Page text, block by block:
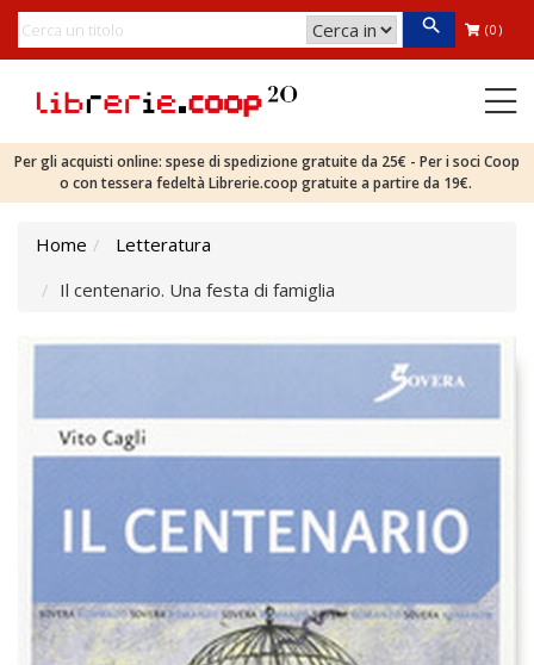
(0)
Per gli acquisti online: spese di spedizione gratuite da 25€ - Per i soci Coop
o con tessera fedeltà Librerie.coop gratuite a partire da 19€.
Home
Letteratura
Il centenario. Una festa di famiglia